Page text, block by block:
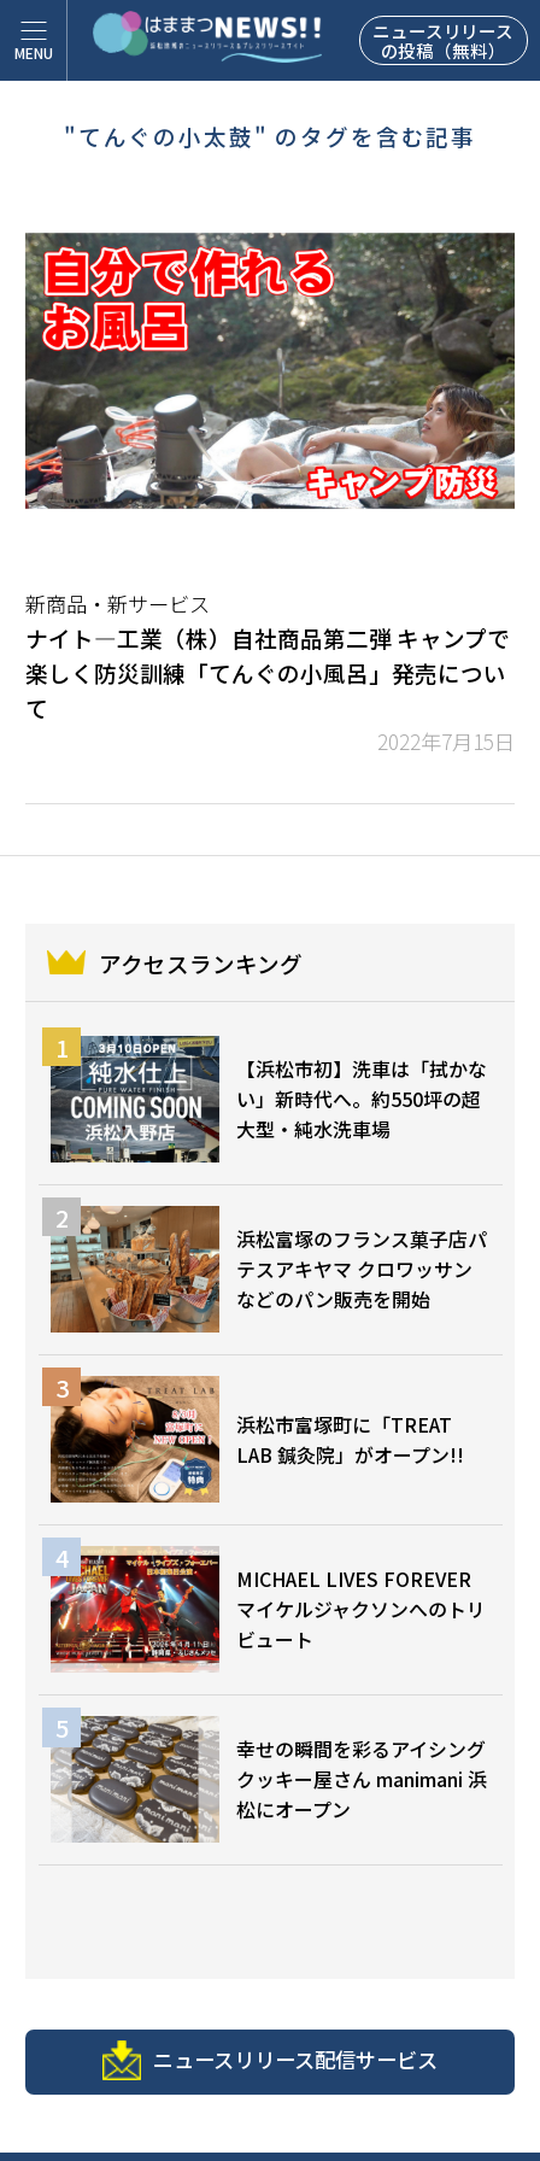
ニュースリリース
の投稿（無料）
"てんぐの小太鼓" のタグを含む記事
新商品・新サービス
ナイト―工業（株）自社商品第二弾 キャンプで
楽しく防災訓練「てんぐの小風呂」発売につい
て
2022年7月15日
アクセスランキング
【浜松市初】洗車は「拭かな
い」新時代へ。約550坪の超
大型・純水洗車場
浜松富塚のフランス菓子店パ
テスアキヤマ クロワッサン
などのパン販売を開始
浜松市富塚町に「TREAT
LAB 鍼灸院」がオープン!!
MICHAEL LIVES FOREVER
マイケルジャクソンへのトリ
ビュート
幸せの瞬間を彩るアイシング
クッキー屋さん manimani 浜
松にオープン
ニュースリリース配信サービス